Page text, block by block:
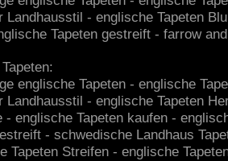
Landhausstil - englische Tapeten
Tapeten gestreift - farrow
englische Tapeten - englische
Landhausstil - englische Tapeten
- englische Tapeten kaufen -
- schwedische Landhaus
Tapeten Streifen - englische